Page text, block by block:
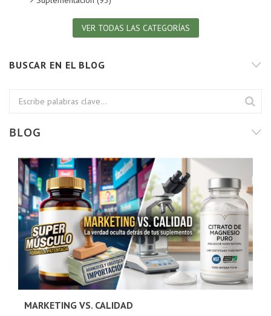
VER TODAS LAS CATEGORÍAS
BUSCAR EN EL BLOG
BLOG
MARKETING VS. CALIDAD